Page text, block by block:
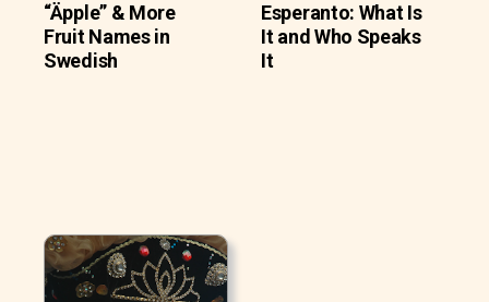
“Äpple” & More
Fruit Names in
Swedish
Esperanto: What Is
It and Who Speaks
It